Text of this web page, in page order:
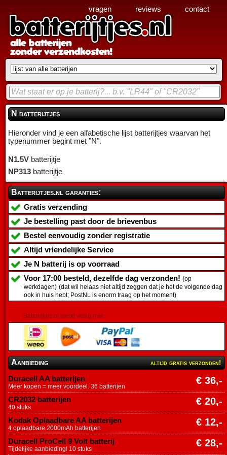
N batterijtjes
Hieronder vind je een alfabetische lijst batterijtjes waarvan het
typenummer begint met "N".
N1.5V batterijtje
NP313 batterijtje
Batterijtjes.nl garanties:
Gratis verzending
Je bestelling past door de brievenbus
Bestel eenvoudig zonder registratie
Altijd vriendelijke Service
Je N batterij is op voorraad
Voor 17:00 besteld, dezelfde dag verzonden! (op
werkdagen) (dat wil helaas niet altijd zeggen dat je het de volgende dag
ook in huis hebt; PostNL is enorm traag op het moment)
Batterijtjes.nl werkt veilig met:
Aanbieding altijd gratis verzonden!
Duracell AA batterijen € 36,-
Meer kopen = meer voordeel. 36 batterijen
CR2032 batterijen € 20,-
40 stuks
Kodak Oplaadbare AA batterijen € 12,-
4 oplaadbare 2000mAh batterijen
Duracell ProCell 9 Volt batterij € 28,-
Tijdelijke aanbieding! 10 stuks
vragen reviews contact